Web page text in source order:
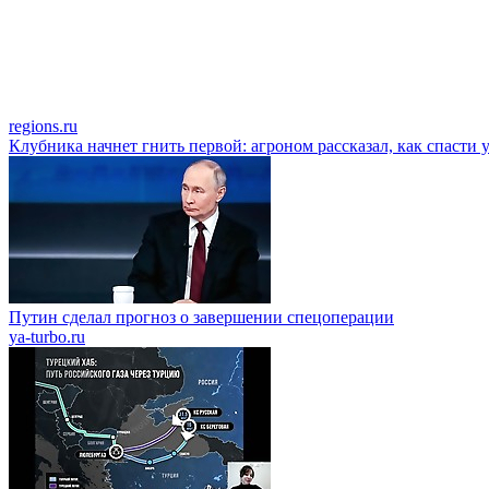
regions.ru
Клубника начнет гнить первой: агроном рассказал, как спасти
Путин сделал прогноз о завершении спецоперации
ya-turbo.ru